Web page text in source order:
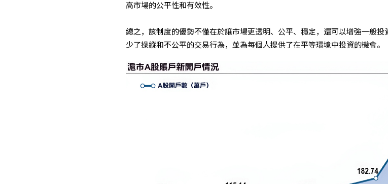
高市場的公平性和有效性。
總之，該制度的優勢不僅在於讓市場更透明、公平、穩定，還可以增強一般投
少了操縱和不公平的交易行為，並為每個人提供了在平等環境中投資的機會。